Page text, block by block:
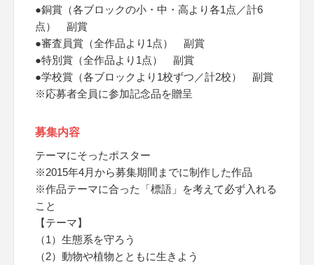
●銅賞（各ブロックの小・中・高より各1点／計6
点） 副賞
●審査員賞（全作品より1点） 副賞
●特別賞（全作品より1点） 副賞
●学校賞（各ブロックより1校ずつ／計2校） 副賞
※応募者全員に参加記念品を贈呈
募集内容
テーマにそったポスター
※2015年4月から募集期間までに制作した作品
※作品テーマに合った「標語」を考えて必ず入れる
こと
【テーマ】
（1）生態系を守ろう
（2）動物や植物とともに生きよう